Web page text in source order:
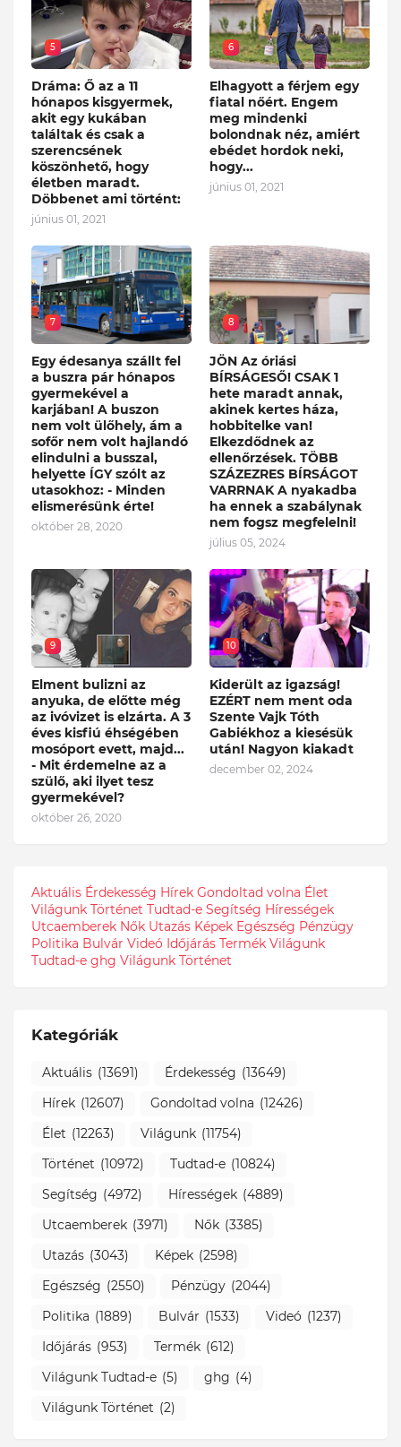
5
Dráma: Ő az a 11
hónapos kisgyermek,
akit egy kukában
találtak és csak a
szerencsének
köszönhető, hogy
életben maradt.
Döbbenet ami történt:
június 01, 2021
6
Elhagyott a férjem egy
fiatal nőért. Engem
meg mindenki
bolondnak néz, amiért
ebédet hordok neki,
hogy...
június 01, 2021
7
Egy édesanya szállt fel
a buszra pár hónapos
gyermekével a
karjában! A buszon
nem volt ülőhely, ám a
sofőr nem volt hajlandó
elindulni a busszal,
helyette ÍGY szólt az
utasokhoz: - Minden
elismerésünk érte!
október 28, 2020
8
JÖN Az óriási
BÍRSÁGESŐ! CSAK 1
hete maradt annak,
akinek kertes háza,
hobbitelke van!
Elkezdődnek az
ellenőrzések. TÖBB
SZÁZEZRES BÍRSÁGOT
VARRNAK A nyakadba
ha ennek a szabálynak
nem fogsz megfelelni!
július 05, 2024
9
Elment bulizni az
anyuka, de előtte még
az ivóvizet is elzárta. A 3
éves kisfiú éhségében
mosóport evett, majd...
- Mit érdemelne az a
szülő, aki ilyet tesz
gyermekével?
október 26, 2020
10
Kiderült az igazság!
EZÉRT nem ment oda
Szente Vajk Tóth
Gabiékhoz a kiesésük
után! Nagyon kiakadt
december 02, 2024
Aktuális Érdekesség Hírek Gondoltad volna Élet
Világunk Történet Tudtad-e Segítség Hírességek
Utcaemberek Nők Utazás Képek Egészség Pénzügy
Politika Bulvár Videó Időjárás Termék Világunk
Tudtad-e ghg Világunk Történet
Kategóriák
Aktuális (13691) Érdekesség (13649)
Hírek (12607) Gondoltad volna (12426)
Élet (12263) Világunk (11754)
Történet (10972) Tudtad-e (10824)
Segítség (4972) Hírességek (4889)
Utcaemberek (3971) Nők (3385)
Utazás (3043) Képek (2598)
Egészség (2550) Pénzügy (2044)
Politika (1889) Bulvár (1533) Videó (1237)
Időjárás (953) Termék (612)
Világunk Tudtad-e (5) ghg (4)
Világunk Történet (2)